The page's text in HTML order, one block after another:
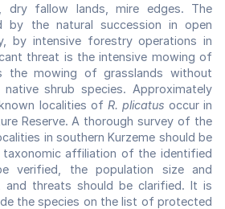
dry fallow lands, mire edges. The
by the natural succession in open
by intensive forestry operations in
threat is the intensive mowing of
the mowing of grasslands without
shrub species. Approximately
localities of R. plicatus occur in
Reserve. A thorough survey of the
in southern Kurzeme should be
affiliation of the identified
verified, the population size and
and threats should be clarified. It is
the species on the list of protected